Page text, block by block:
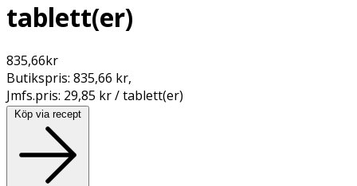
tablett(er)
835,66kr
Butikspris: 835,66 kr,
Jmfs.pris: 29,85 kr / tablett(er)
Köp via recept